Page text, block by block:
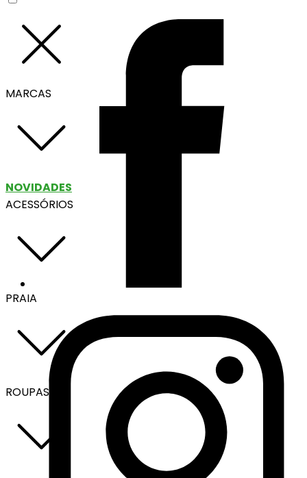
MARCAS
NOVIDADES
ACESSÓRIOS
PRAIA
ROUPAS